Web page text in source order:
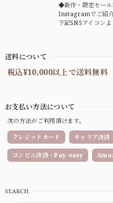
◆新作・限定セー
Instagramでご紹介
下記SNSアイコンよ
送料について
税込¥10,000以上で送料無料
お支払い方法について
次の方法がご利用頂けます。
クレジットカード
キャリア決済
コンビニ決済・Pay-easy
SEARCH